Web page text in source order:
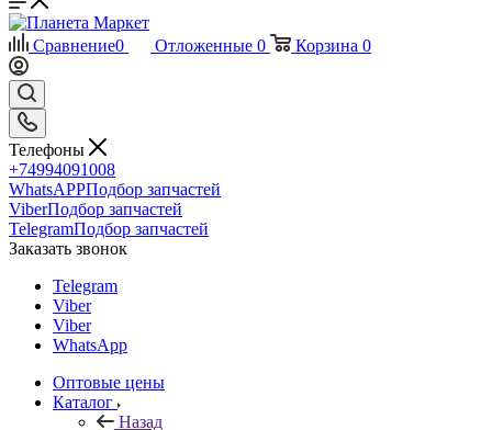
Сравнение0 Отложенные 0 Корзина 0
Телефоны
+74994091008
WhatsAPPПодбор запчастей
ViberПодбор запчастей
TelegramПодбор запчастей
Заказать звонок
Telegram
Viber
Viber
WhatsApp
Оптовые цены
Каталог
Назад